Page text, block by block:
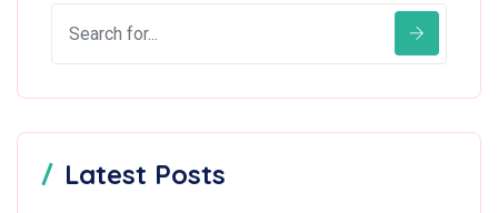
Latest Posts